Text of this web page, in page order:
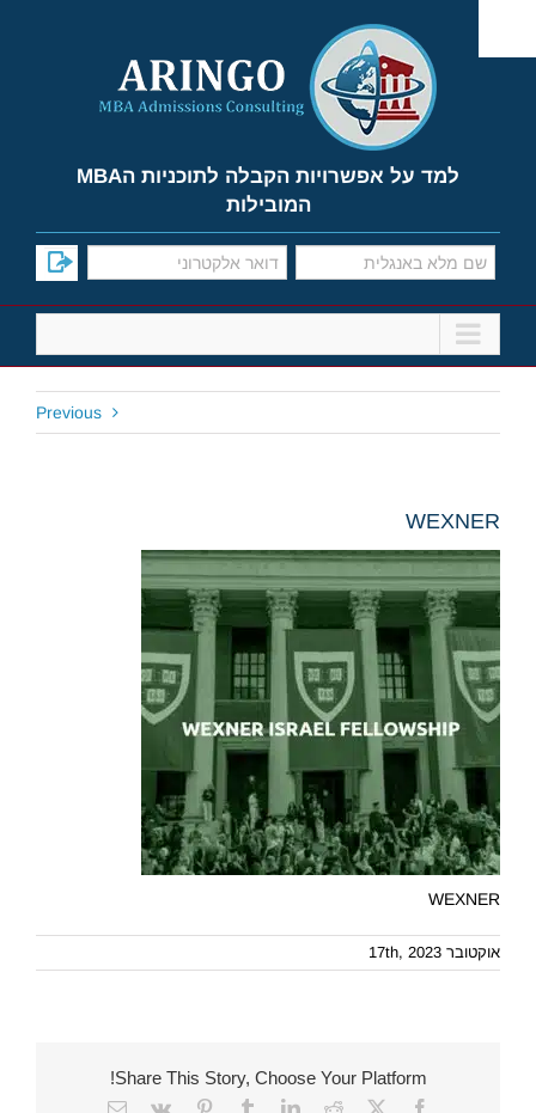
content
למד על אפשרויות הקבלה לתוכניות הMBA
המובילות
Previous
WEXNER
WEXNER
אוקטובר 17th, 2023
Share This Story, Choose Your Platform!
Facebook
X
Reddit
LinkedIn
Tumblr
Pinterest
Vk
Email